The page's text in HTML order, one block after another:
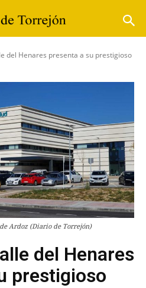
del Henares presenta a su prestigioso
Ardoz (Diario de Torrejón)
del Henares
prestigioso